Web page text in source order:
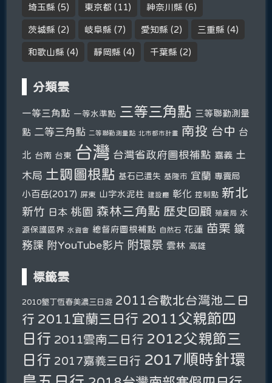
埼玉縣 (5) 東京都 (11) 神奈川縣 (6)
茨城縣 (2) 岐阜縣 (7) 愛知縣 (2) 三重縣 (4)
和歌山縣 (4) 靜岡縣 (4) 千葉縣 (2)
分類雲
一等三角點 一等水準點 三等三角點 三等聯勤測量
點 二等三角點 二等聯勤測量點 北市都市計畫 南投 台中 台
北 台南 台東 台灣 台灣省政府圖根補點 嘉義 土
木局 土調圖根點 基石已遺失 基隆市 宜蘭 專賣局
小百岳(2017) 屏東 山字水泥柱 建設廳 彰化 控制點 新北
新竹 日本 桃園 森林三角點 歷史回顧 殖產局
水
源保護區界 水資會 總督府圖根補點 自然石 花蓮 苗栗 鑛
務課 附YouTube影片 附環景 雲林 高雄
標籤雲
2010墾丁恆春美濃三日遊 2011合歡北台灣池二日
行 2011宜蘭三日行 2011父親節四
日行 2011雲南二日行 2012父親節三
日行 2017嘉義三日行 2017順時針環